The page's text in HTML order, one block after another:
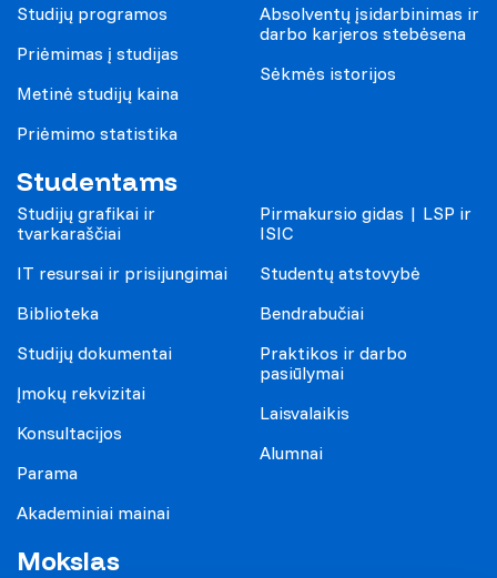
Studijų programos
Priėmimas į studijas
Metinė studijų kaina
Priėmimo statistika
Absolventų įsidarbinimas ir
darbo karjeros stebėsena
Sėkmės istorijos
Studentams
Studijų grafikai ir
tvarkaraščiai
IT resursai ir prisijungimai
Biblioteka
Studijų dokumentai
Įmokų rekvizitai
Konsultacijos
Parama
Akademiniai mainai
Pirmakursio gidas | LSP ir
ISIC
Studentų atstovybė
Bendrabučiai
Praktikos ir darbo
pasiūlymai
Laisvalaikis
Alumnai
Mokslas